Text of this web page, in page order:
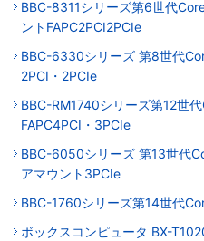
BBC-8311シリーズ第6世代
ントFAPC2PCI2PCIe
BBC-6330シリーズ 第8世代
2PCI・2PCIe
BBC-RM1740シリーズ第12世
FAPC4PCI・3PCIe
BBC-6050シリーズ 第13世代
アマウント3PCIe
BBC-1760シリーズ第14世代
ボックスコンピュータ BX-